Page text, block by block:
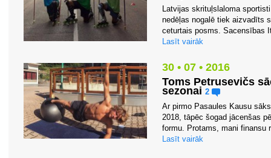
Latvijas skrituļslaloma
nedēļas nogalē tiek aizvadīts
ceturtais posms. Sacensības
Lasīt vairāk
30 • 07 • 2016
Toms Petrusevičs
sezonai 2
Ar pirmo Pasaules Kausu
2018, tāpēc šogad jācenšas
formu. Protams, mani finansu
Lasīt vairāk